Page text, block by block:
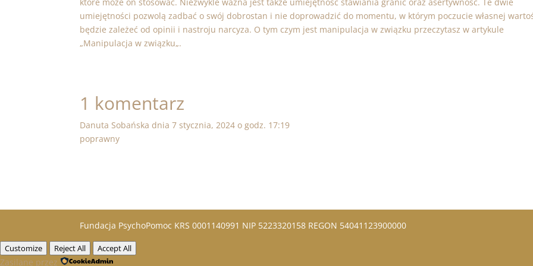
umiejętności pozwolą zadbać o swój dobrostan i nie doprowadzić do momentu, w którym poczucie własnej
będzie zależeć od opinii i nastroju narcyza. O tym czym jest manipulacja w związku przeczytasz w artykule
„Manipulacja w związku„.
1 komentarz
Danuta Sobańska dnia 7 stycznia, 2024 o godz. 17:19
poprawny
Fundacja PsychoPomoc KRS 0001140991 NIP 5223320158 REGON 54041123900000
Customize Reject All Accept All
Zasilane przez